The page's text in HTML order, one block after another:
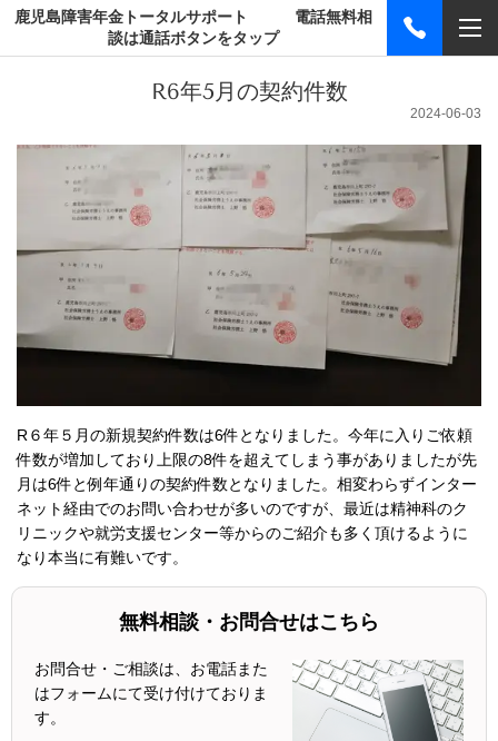
鹿児島障害年金トータルサポート 電話無料相
談は通話ボタンをタップ
R6年5月の契約件数
2024-06-03
R６年５月の新規契約件数は6件となりました。今年に入りご依頼
件数が増加しており上限の8件を超えてしまう事がありましたが先
月は6件と例年通りの契約件数となりました。相変わらずインター
ネット経由でのお問い合わせが多いのですが、最近は精神科のク
リニックや就労支援センター等からのご紹介も多く頂けるように
なり本当に有難いです。
無料相談・お問合せはこちら
お問合せ・ご相談は、お電話また
はフォームにて受け付けておりま
す。